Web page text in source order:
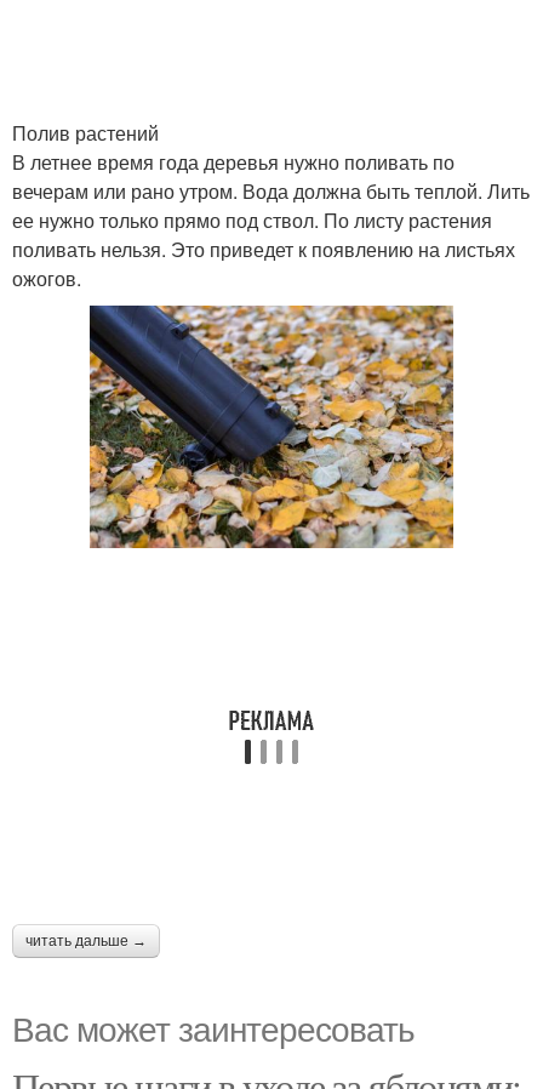
Полив растений
В летнее время года деревья нужно поливать по
вечерам или рано утром. Вода должна быть теплой. Лить
ее нужно только прямо под ствол. По листу растения
поливать нельзя. Это приведет к появлению на листьях
ожогов.
читать дальше →
Вас может заинтересовать